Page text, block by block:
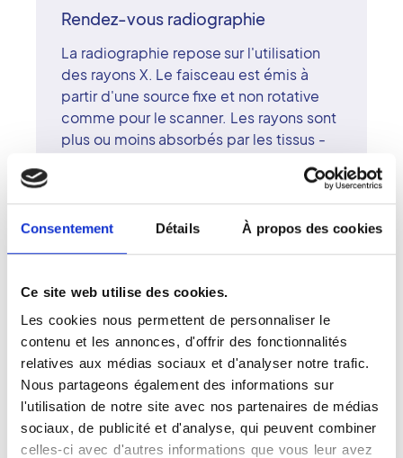
Consentement Détails À propos des cookies
Ce site web utilise des cookies.
Les cookies nous permettent de personnaliser le
contenu et les annonces, d'offrir des fonctionnalités
relatives aux médias sociaux et d'analyser notre trafic.
Nous partageons également des informations sur
l'utilisation de notre site avec nos partenaires de médias
sociaux, de publicité et d'analyse, qui peuvent combiner
celles-ci avec d'autres informations que vous leur avez
Rendez-vous radiographie
La radiographie repose sur l'utilisation
des rayons X. Le faisceau est émis à
partir d'une source fixe et non rotative
comme pour le scanner. Les rayons sont
plus ou moins absorbés par les tissus -
derniers - avant d'être recueillis sur une
pellicule photosensible placée derrière
le patient. Sur le cliché, les rayons X
radiographie est contre-indiquée chez
les femmes enceintes ou susceptibles
de l'être.
Se préparer pour une radiographie